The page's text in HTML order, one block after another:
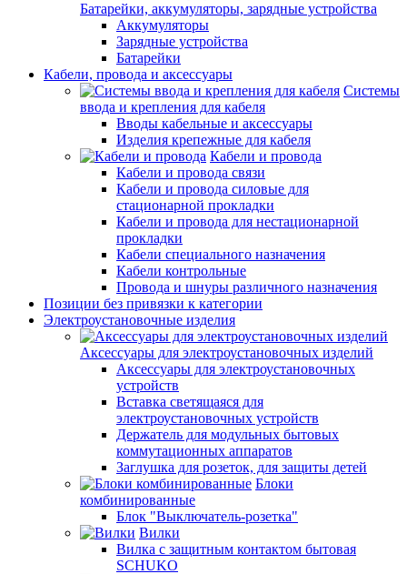
Батарейки, аккумуляторы, зарядные устройства
Аккумуляторы
Зарядные устройства
Батарейки
Кабели, провода и аксессуары
Системы
ввода и крепления для кабеля
Вводы кабельные и аксессуары
Изделия крепежные для кабеля
Кабели и провода
Кабели и провода связи
Кабели и провода силовые для
стационарной прокладки
Кабели и провода для нестационарной
прокладки
Кабели специального назначения
Кабели контрольные
Провода и шнуры различного назначения
Позиции без привязки к категории
Электроустановочные изделия
Аксессуары для электроустановочных изделий
Аксессуары для электроустановочных
устройств
Вставка светящаяся для
электроустановочных устройств
Держатель для модульных бытовых
коммутационных аппаратов
Заглушка для розеток, для защиты детей
Блоки
комбинированные
Блок "Выключатель-розетка"
Вилки
Вилка с защитным контактом бытовая
SCHUKO